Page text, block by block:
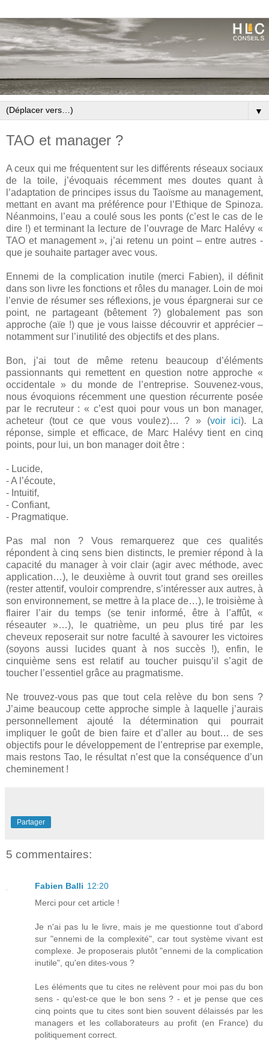
▼
TAO et manager ?
A ceux qui me fréquentent sur les différents réseaux sociaux
de la toile, j’évoquais récemment mes doutes quant à
l’adaptation de principes issus du Taoïsme au management,
mettant en avant ma préférence pour l’Ethique de Spinoza.
Néanmoins, l’eau a coulé sous les ponts (c’est le cas de le
dire !) et terminant la lecture de l’ouvrage de Marc Halévy «
TAO et management », j’ai retenu un point – entre autres -
que je souhaite partager avec vous.
Ennemi de la complication inutile (merci Fabien), il définit
dans son livre les fonctions et rôles du manager. Loin de moi
l’envie de résumer ses réflexions, je vous épargnerai sur ce
point, ne partageant (bêtement ?) globalement pas son
approche (aïe !) que je vous laisse découvrir et apprécier –
notamment sur l’inutilité des objectifs et des plans.
Bon, j’ai tout de même retenu beaucoup d’éléments
passionnants qui remettent en question notre approche «
occidentale » du monde de l’entreprise. Souvenez-vous,
nous évoquions récemment une question récurrente posée
par le recruteur : « c’est quoi pour vous un bon manager,
acheteur (tout ce que vous voulez)… ? » (voir ici). La
réponse, simple et efficace, de Marc Halévy tient en cinq
points, pour lui, un bon manager doit être :
- Lucide,
- A l’écoute,
- Intuitif,
- Confiant,
- Pragmatique.
Pas mal non ? Vous remarquerez que ces qualités
répondent à cinq sens bien distincts, le premier répond à la
capacité du manager à voir clair (agir avec méthode, avec
application…), le deuxième à ouvrit tout grand ses oreilles
(rester attentif, vouloir comprendre, s’intéresser aux autres, à
son environnement, se mettre à la place de…), le troisième à
flairer l’air du temps (se tenir informé, être à l’affût, «
réseauter »…), le quatrième, un peu plus tiré par les
cheveux reposerait sur notre faculté à savourer les victoires
(soyons aussi lucides quant à nos succès !), enfin, le
cinquième sens est relatif au toucher puisqu’il s’agit de
toucher l’essentiel grâce au pragmatisme.
Ne trouvez-vous pas que tout cela relève du bon sens ?
J’aime beaucoup cette approche simple à laquelle j’aurais
personnellement ajouté la détermination qui pourrait
impliquer le goût de bien faire et d’aller au bout… de ses
objectifs pour le développement de l’entreprise par exemple,
mais restons Tao, le résultat n’est que la conséquence d’un
cheminement !
Partager
5 commentaires:
Fabien Balli 12:20
Merci pour cet article !
Je n'ai pas lu le livre, mais je me questionne tout d'abord
sur "ennemi de la complexité", car tout système vivant est
complexe. Je proposerais plutôt "ennemi de la complication
inutile", qu'en dites-vous ?
Les éléments que tu cites ne relèvent pour moi pas du bon
sens - qu'est-ce que le bon sens ? - et je pense que ces
cinq points que tu cites sont bien souvent délaissés par les
managers et les collaborateurs au profit (en France) du
politiquement correct.